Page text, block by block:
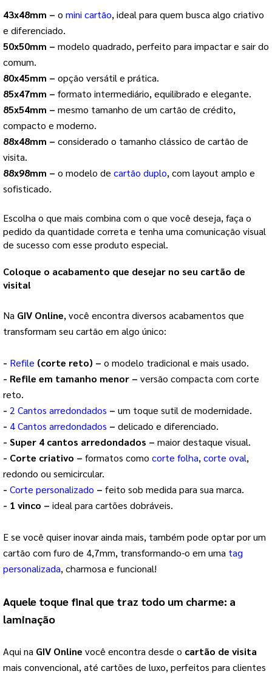
43x48mm – o mini cartão, ideal para quem busca algo criativo
e diferenciado.
50x50mm – modelo quadrado, perfeito para impactar e sair do
comum.
80x45mm – opção versátil e prática.
85x47mm – formato intermediário, equilibrado e elegante.
85x54mm – mesmo tamanho de um cartão de crédito,
compacto e moderno.
88x48mm – considerado o tamanho clássico de cartão de
visita.
88x98mm – o modelo de cartão duplo, com layout amplo e
sofisticado.
Escolha o que mais combina com o que você deseja, faça o
pedido da quantidade correta e tenha uma comunicação visual
de sucesso com esse produto especial.
Coloque o acabamento que desejar no seu cartão de
visita!
Na GIV Online, você encontra diversos acabamentos que
transformam seu cartão em algo único:
- Refile (corte reto) – o modelo tradicional e mais usado.
- Refile em tamanho menor – versão compacta com corte
reto.
- 2 Cantos arredondados – um toque sutil de modernidade.
- 4 Cantos arredondados – delicado e diferenciado.
- Super 4 cantos arredondados – maior destaque visual.
- Corte criativo – formatos como corte folha, corte oval,
redondo ou semicircular.
- Corte personalizado – feito sob medida para sua marca.
- 1 vinco – ideal para cartões dobráveis.
E se você quiser inovar ainda mais, também pode optar por um
cartão com furo de 4,7mm, transformando-o em uma tag
personalizada, charmosa e funcional!
Aquele toque final que traz todo um charme: a
laminação
Aqui na GIV Online você encontra desde o cartão de visita
mais convencional, até cartões de luxo, perfeitos para clientes